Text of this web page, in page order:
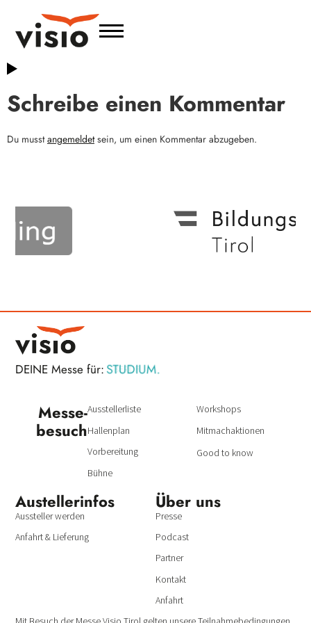
Schreibe einen Kommentar
Du musstangemeldetsein, um einen Kommentar abzugeben.
DEINE Messe für: BERUF.
STUDIUM.
Messe­
besuch
Ausstellerliste
Hallenplan
Vorbereitung
Bühne
Workshops
Mitmachaktionen
Good to know
Austeller­infos
Aussteller werden
Anfahrt & Lieferung
Über uns
Presse
Podcast
Partner
Kontakt
Anfahrt